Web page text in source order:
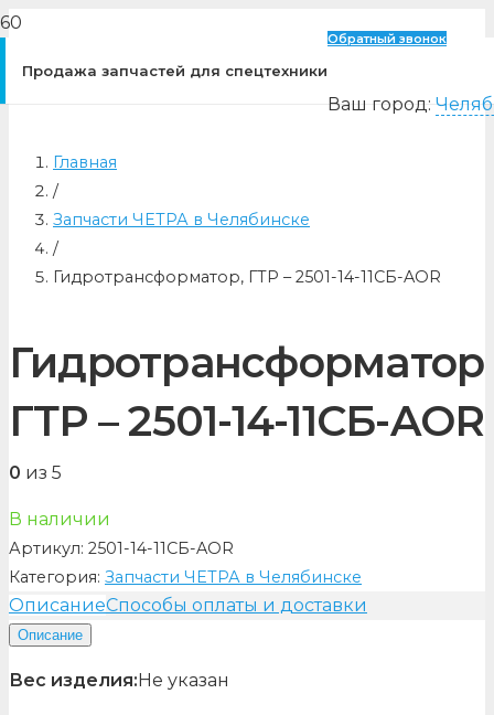
Продажа запчастей для спецтехники
Обратный звонок
Ваш город:
Главная
/
Запчасти ЧЕТРА в Челябинске
/
Гидротрансформатор, ГТР – 2501-14-11СБ-AOR
Гидротрансформатор,
ГТР – 2501-14-11СБ-AOR
0 из 5
В наличии
Артикул: 2501-14-11СБ-AOR
Категория: Запчасти ЧЕТРА в Челябинске
ОписаниеСпособы оплаты и доставки
Описание
Вес изделия:Не указан